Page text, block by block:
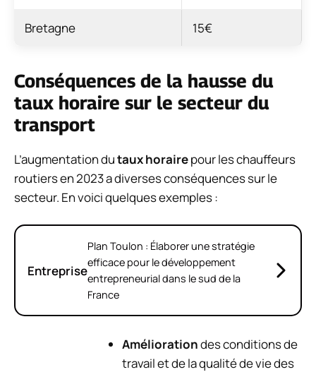
Bretagne 15€
Conséquences de la hausse du
taux horaire sur le secteur du
transport
L’augmentation dutaux horairepour les chauffeurs
routiers en 2023 a diverses conséquences sur le
secteur. En voici quelques exemples :
Entreprise
Plan Toulon : Élaborer une stratégie
efficace pour le développement
entrepreneurial dans le sud de la
France
Améliorationdes conditions de
travail et de la qualité de vie des